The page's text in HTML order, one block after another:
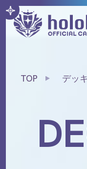
TOP デッ